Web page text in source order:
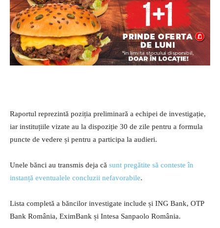
Raportul reprezintă poziția preliminară a echipei de investigație,
iar instituțiile vizate au la dispoziție 30 de zile pentru a formula
puncte de vedere și pentru a participa la audieri.
Unele bănci au transmis deja că sunt pregătite să conteste în
instanță eventualele concluzii nefavorabile.
Lista completă a băncilor investigate include și ING Bank, OTP
Bank România, EximBank și Intesa Sanpaolo România.